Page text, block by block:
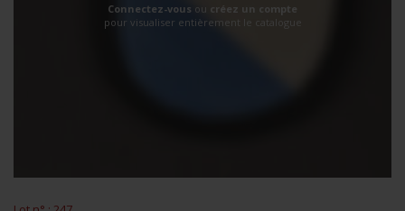
Connectez-vous ou créez un compte
pour visualiser entièrement le catalogue